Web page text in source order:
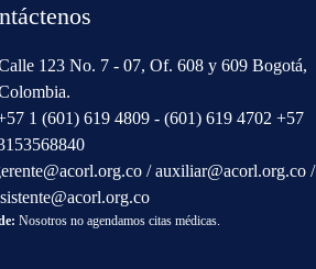
123 No. 7 - 07, Of. 608 y 609 Bogotá,
1 (601) 619 4809 - (601) 619 4702 +57
/ auxiliar@acorl.org.co /
Nosotros no agendamos citas médicas.